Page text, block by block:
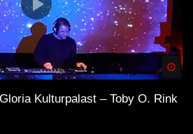
Kulturpalast – Toby O. Rink